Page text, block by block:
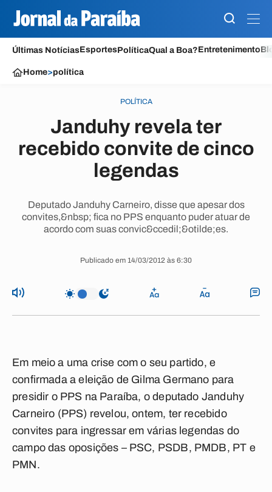
Últimas NotíciasEsportesPolíticaQual a Boa?Entretenimento
Home>política
POLÍTICA
Janduhy revela ter
recebido convite de cinco
legendas
Deputado Janduhy Carneiro, disse que apesar dos
convites,&nbsp; fica no PPS enquanto puder atuar de
acordo com suas convic&ccedil;&otilde;es.
Publicado em 14/03/2012 às 6:30
Em meio a uma crise com o seu partido, e
confirmada a eleição de Gilma Germano para
presidir o PPS na Paraíba, o deputado Janduhy
Carneiro (PPS) revelou, ontem, ter recebido
convites para ingressar em várias legendas do
campo das oposições – PSC, PSDB, PMDB, PT e
PMN.